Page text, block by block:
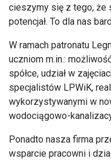
cieszymy się z tego, że
potencjał. To dla nas
W ramach patronatu
uczniom m.in.:
spółce, udział w
specjalistów LPWiK,
wykorzystywanymi w
wodociągowo-
Ponadto nasza firma
wsparcie pracowni i